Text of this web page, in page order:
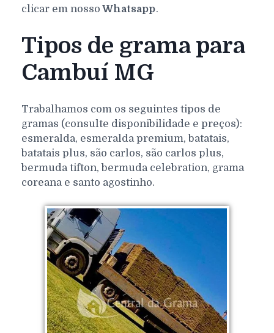
clicar em nosso Whatsapp.
Tipos de grama para
Cambuí MG
Trabalhamos com os seguintes tipos de
gramas (consulte disponibilidade e preços):
esmeralda, esmeralda premium, batatais,
batatais plus, são carlos, são carlos plus,
bermuda tifton, bermuda celebration, grama
coreana e santo agostinho.